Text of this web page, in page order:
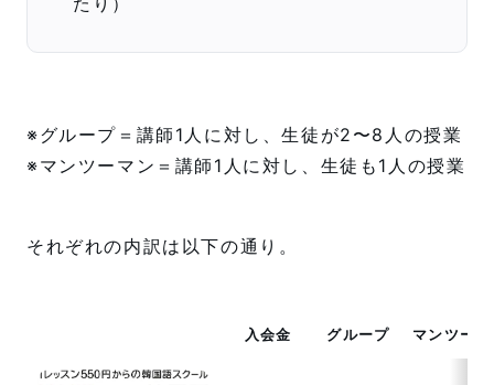
※グループ＝講師1人に対し、生徒が2〜8人の授業
※マンツーマン＝講師1人に対し、生徒も1人の授業
それぞれの内訳は以下の通り。
入会金 グループ マンツー